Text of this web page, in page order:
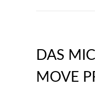
DAS
MOVE